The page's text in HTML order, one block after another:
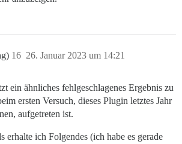
26. Januar 2023 um 14:21
16
ein ähnliches fehlgeschlagenes Ergebnis zu
ersten Versuch, dieses Plugin letztes Jahr
aufgetreten ist.
erhalte ich Folgendes (ich habe es gerade